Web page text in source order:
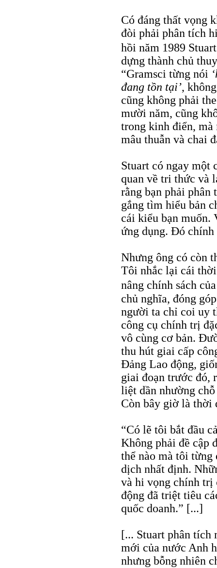
Có đáng thất vọng
đòi phải phân tích
hồi năm 1989
dựng thành chủ
“Gramsci từng nói
đang tồn tại’,
cũng không phải
mười năm, cũng
trong kinh điển, mà
mâu thuẫn và chai
Stuart có ngay một
quan về tri thức và
rằng bạn phải
gắng tìm hiểu bản
cái kiểu bạn muốn.
ứng dụng. Đó
Nhưng ông có còn
Tôi nhắc lại cái
nâng chính sách
chủ nghĩa, đóng
người ta chỉ coi uy
công cụ chính trị
vô cùng cơ bản.
thu hút giai cấp
Đảng Lao động,
giai đoạn trước đó,
liệt dần nhường
Còn bây giờ là thời
“Có lẽ tôi bắt đầu
Không phải đề cập
thể nào mà tôi
dịch nhất định.
và hi vọng chính trị
động đã triệt tiêu
quốc doanh.” [...]
[... Stuart phân tích
mới của nước Anh
nhưng bỗng nhiên